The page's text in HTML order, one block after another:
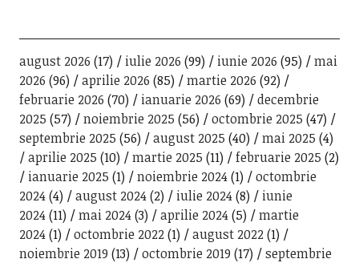
august 2026 (17) iulie 2026 (99) iunie 2026 (95)
mai
2026 (96) aprilie 2026 (85) martie 2026 (92)
februarie 2026 (70) ianuarie 2026 (69)
decembrie
2025 (57) noiembrie 2025 (56) octombrie 2025 (47)
septembrie 2025 (56) august 2025 (40) mai 2025 (4)
aprilie 2025 (10) martie 2025 (11) februarie 2025 (2)
ianuarie 2025 (1) noiembrie 2024(1)
octombrie
2024(4) august 2024(2) iulie 2024(8)
iunie
2024(11) mai 2024(3) aprilie 2024(5)
martie
2024(1) octombrie 2022(1) august 2022(1)
noiembrie 2019 (13) octombrie 2019 (17)
septembrie